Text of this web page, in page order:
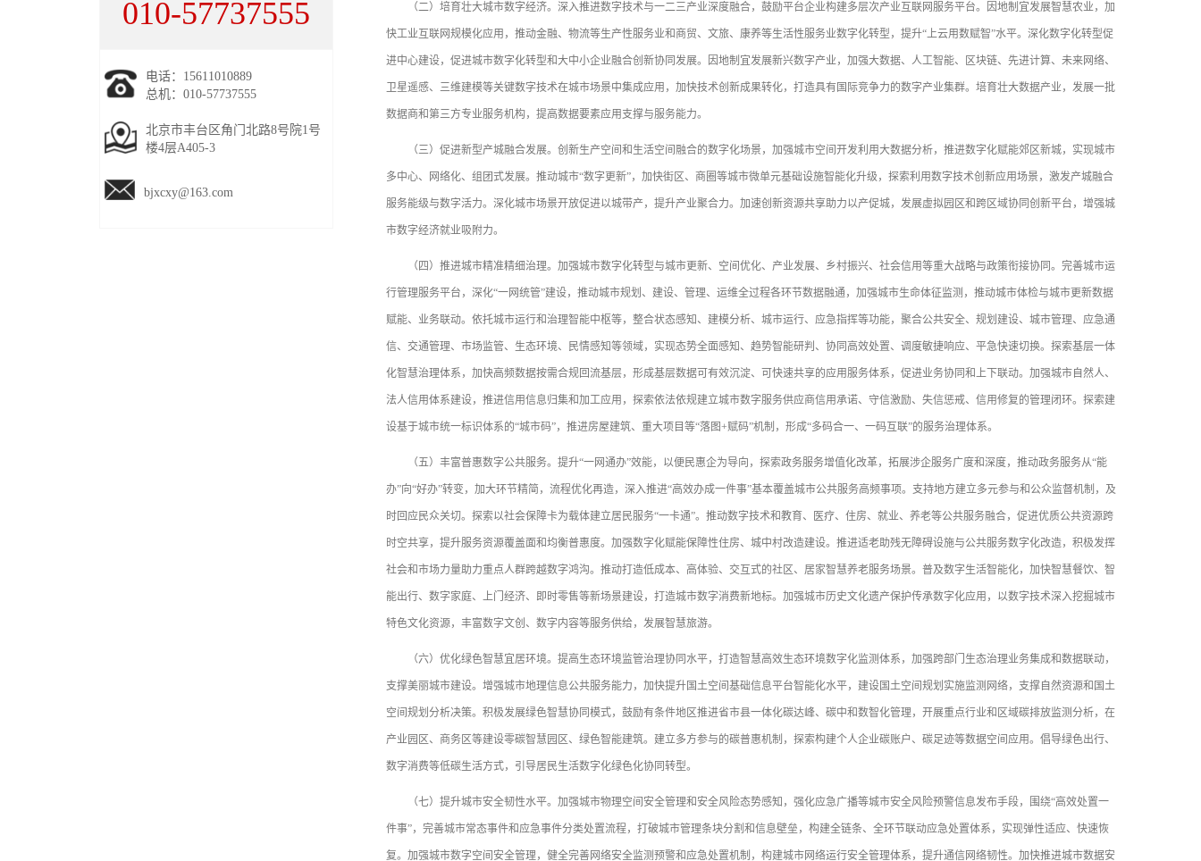
010-57737555
电话：15611010889
总机：010-57737555
北京市丰台区角门北路8号院1号
楼4层A405-3
bjxcxy@163.com
（二）培育壮大城市数字经济。深入推进数字技术与一二三产业深度融合，鼓励平台企业构建多层次产业互联网服务平台。因地制宜发展智慧农业，加
快工业互联网规模化应用，推动金融、物流等生产性服务业和商贸、文旅、康养等生活性服务业数字化转型，提升“上云用数赋智”水平。深化数字化转型促
进中心建设，促进城市数字化转型和大中小企业融合创新协同发展。因地制宜发展新兴数字产业，加强大数据、人工智能、区块链、先进计算、未来网络、
卫星遥感、三维建模等关键数字技术在城市场景中集成应用，加快技术创新成果转化，打造具有国际竞争力的数字产业集群。培育壮大数据产业，发展一批
数据商和第三方专业服务机构，提高数据要素应用支撑与服务能力。
（三）促进新型产城融合发展。创新生产空间和生活空间融合的数字化场景，加强城市空间开发利用大数据分析，推进数字化赋能郊区新城，实现城市
多中心、网络化、组团式发展。推动城市“数字更新”，加快街区、商圈等城市微单元基础设施智能化升级，探索利用数字技术创新应用场景，激发产城融合
服务能级与数字活力。深化城市场景开放促进以城带产，提升产业聚合力。加速创新资源共享助力以产促城，发展虚拟园区和跨区域协同创新平台，增强城
市数字经济就业吸附力。
（四）推进城市精准精细治理。加强城市数字化转型与城市更新、空间优化、产业发展、乡村振兴、社会信用等重大战略与政策衔接协同。完善城市运
行管理服务平台，深化“一网统管”建设，推动城市规划、建设、管理、运维全过程各环节数据融通，加强城市生命体征监测，推动城市体检与城市更新数据
赋能、业务联动。依托城市运行和治理智能中枢等，整合状态感知、建模分析、城市运行、应急指挥等功能，聚合公共安全、规划建设、城市管理、应急通
信、交通管理、市场监管、生态环境、民情感知等领域，实现态势全面感知、趋势智能研判、协同高效处置、调度敏捷响应、平急快速切换。探索基层一体
化智慧治理体系，加快高频数据按需合规回流基层，形成基层数据可有效沉淀、可快速共享的应用服务体系，促进业务协同和上下联动。加强城市自然人、
法人信用体系建设，推进信用信息归集和加工应用，探索依法依规建立城市数字服务供应商信用承诺、守信激励、失信惩戒、信用修复的管理闭环。探索建
设基于城市统一标识体系的“城市码”，推进房屋建筑、重大项目等“落图+赋码”机制，形成“多码合一、一码互联”的服务治理体系。
（五）丰富普惠数字公共服务。提升“一网通办”效能，以便民惠企为导向，探索政务服务增值化改革，拓展涉企服务广度和深度，推动政务服务从“能
办”向“好办”转变，加大环节精简，流程优化再造，深入推进“高效办成一件事”基本覆盖城市公共服务高频事项。支持地方建立多元参与和公众监督机制，及
时回应民众关切。探索以社会保障卡为载体建立居民服务“一卡通”。推动数字技术和教育、医疗、住房、就业、养老等公共服务融合，促进优质公共资源跨
时空共享，提升服务资源覆盖面和均衡普惠度。加强数字化赋能保障性住房、城中村改造建设。推进适老助残无障碍设施与公共服务数字化改造，积极发挥
社会和市场力量助力重点人群跨越数字鸿沟。推动打造低成本、高体验、交互式的社区、居家智慧养老服务场景。普及数字生活智能化，加快智慧餐饮、智
能出行、数字家庭、上门经济、即时零售等新场景建设，打造城市数字消费新地标。加强城市历史文化遗产保护传承数字化应用，以数字技术深入挖掘城市
特色文化资源，丰富数字文创、数字内容等服务供给，发展智慧旅游。
（六）优化绿色智慧宜居环境。提高生态环境监管治理协同水平，打造智慧高效生态环境数字化监测体系，加强跨部门生态治理业务集成和数据联动，
支撑美丽城市建设。增强城市地理信息公共服务能力，加快提升国土空间基础信息平台智能化水平，建设国土空间规划实施监测网络，支撑自然资源和国土
空间规划分析决策。积极发展绿色智慧协同模式，鼓励有条件地区推进省市县一体化碳达峰、碳中和数智化管理，开展重点行业和区域碳排放监测分析，在
产业园区、商务区等建设零碳智慧园区、绿色智能建筑。建立多方参与的碳普惠机制，探索构建个人企业碳账户、碳足迹等数据空间应用。倡导绿色出行、
数字消费等低碳生活方式，引导居民生活数字化绿色化协同转型。
（七）提升城市安全韧性水平。加强城市物理空间安全管理和安全风险态势感知，强化应急广播等城市安全风险预警信息发布手段，围绕“高效处置一
件事”，完善城市常态事件和应急事件分类处置流程，打破城市管理条块分割和信息壁垒，构建全链条、全环节联动应急处置体系，实现弹性适应、快速恢
复。加强城市数字空间安全管理，健全完善网络安全监测预警和应急处置机制，构建城市网络运行安全管理体系，提升通信网络韧性。加快推进城市数据安